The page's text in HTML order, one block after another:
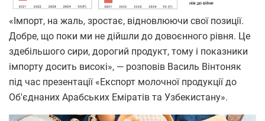
«Імпорт, на жаль, зростає, відновлюючи свої позиції.
Добре, що поки ми не дійшли до довоєнного рівня. Це
здебільшого сири, дорогий продукт, тому і показники
імпорту досить високі», — розповів Василь Вінтоняк
під час презентації «Експорт молочної продукції до
Об'єднаних Арабських Еміратів та Узбекистану».